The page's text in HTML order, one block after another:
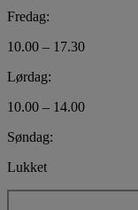
Fredag:
10.00 – 17.30
Lørdag:
10.00 – 14.00
Søndag:
Lukket